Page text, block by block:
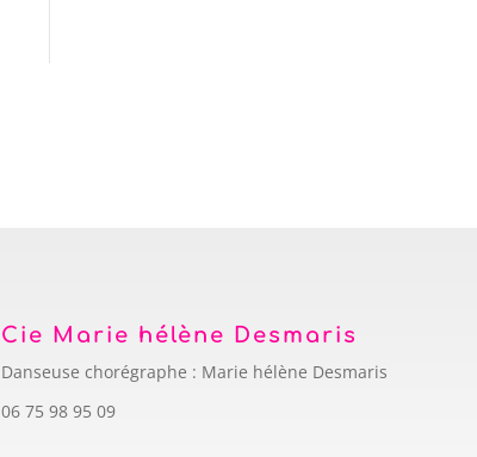
Cie Marie hélène Desmaris
Danseuse chorégraphe : Marie hélène Desmaris
06 75 98 95 09